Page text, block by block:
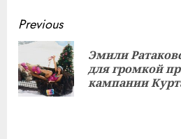
Continue
Reading
Previous
Эмили
для громкой
кампании